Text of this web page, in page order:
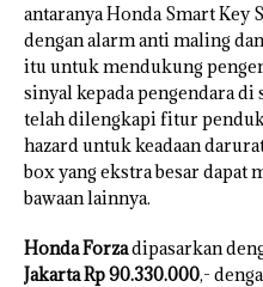
antaranya Honda Smart Key
dengan alarm anti maling
itu untuk mendukung
sinyal kepada pengendara
telah dilengkapi fitur
hazard untuk keadaan
box yang ekstra besar dapat
bawaan lainnya.
Honda Forzadipasarkan
Jakarta Rp 90.330.000,-